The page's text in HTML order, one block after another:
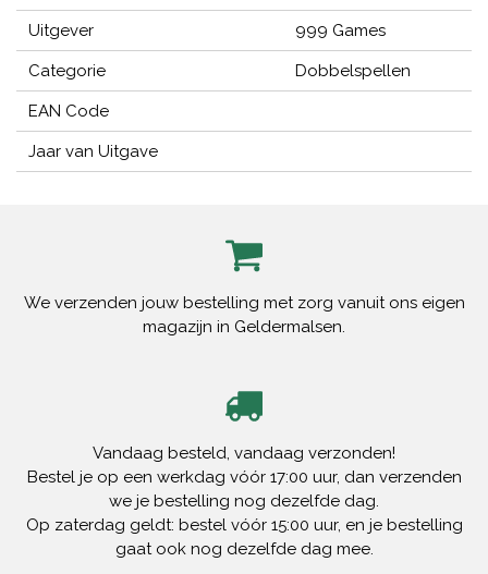
Uitgever 999 Games
Categorie Dobbelspellen
EAN Code
Jaar van Uitgave
We verzenden jouw bestelling met zorg vanuit ons eigen
magazijn in Geldermalsen.
Vandaag besteld, vandaag verzonden!
Bestel je op een werkdag vóór 17:00 uur, dan verzenden
we je bestelling nog dezelfde dag.
Op zaterdag geldt: bestel vóór 15:00 uur, en je bestelling
gaat ook nog dezelfde dag mee.